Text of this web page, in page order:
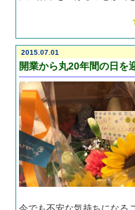
2015.07.01
開業から丸20年間の日を